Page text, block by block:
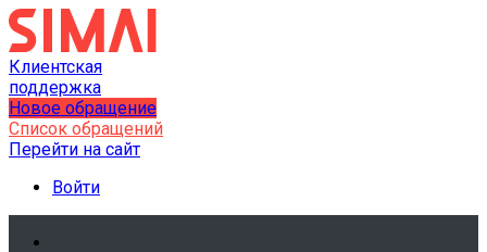
Клиентская
поддержка
Новое обращение
Список обращений
Перейти на сайт
Войти